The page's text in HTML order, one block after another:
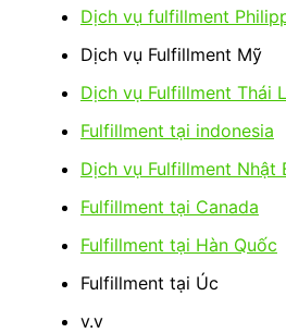
Dịch vụ fulfillment
Dịch vụ Fulfillment Mỹ
Dịch vụ Fulfillment Thái
Fulfillment tại indonesia
Dịch vụ Fulfillment Nhật
Fulfillment tại Canada
Fulfillment tại Hàn Quốc
Fulfillment tại Úc
v.v